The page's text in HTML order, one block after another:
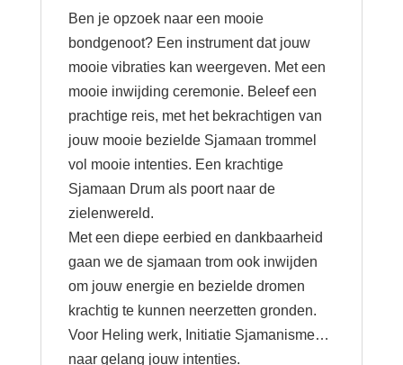
Ben je opzoek naar een mooie
bondgenoot? Een instrument dat jouw
mooie vibraties kan weergeven. Met een
mooie inwijding ceremonie. Beleef een
prachtige reis, met het bekrachtigen van
jouw mooie bezielde Sjamaan trommel
vol mooie intenties. Een krachtige
Sjamaan Drum als poort naar de
zielenwereld.
Met een diepe eerbied en dankbaarheid
gaan we de sjamaan trom ook inwijden
om jouw energie en bezielde dromen
krachtig te kunnen neerzetten gronden.
Voor Heling werk, Initiatie Sjamanisme…
naar gelang jouw intenties.